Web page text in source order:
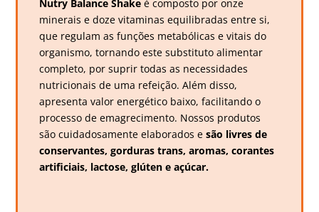
Nutry Balance Shakeé composto por onze
minerais e doze vitaminas equilibradas entre si,
que regulam as funções metabólicas e vitais do
organismo, tornando este substituto alimentar
completo, por suprir todas as necessidades
nutricionais de uma refeição. Além disso,
apresenta valor energético baixo, facilitando o
processo de emagrecimento. Nossos produtos
são cuidadosamente elaborados esão livres de
conservantes, gorduras trans, aromas, corantes
artificiais, lactose, glúten e açúcar.